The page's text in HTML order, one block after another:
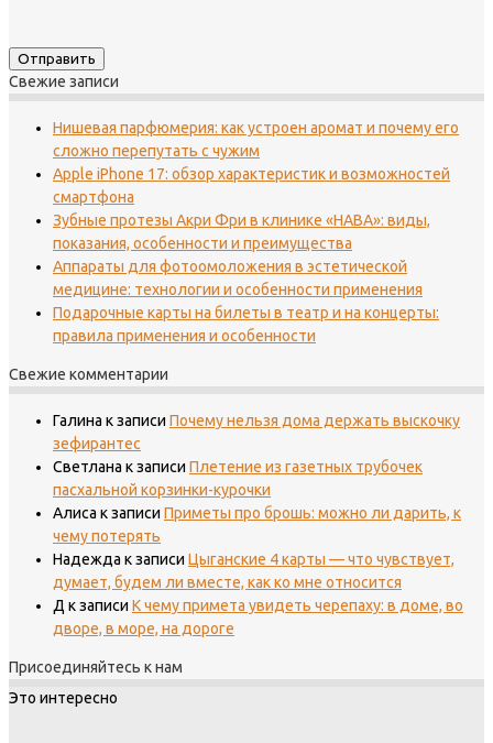
Свежие записи
Нишевая парфюмерия: как устроен аромат и почему его
сложно перепутать с чужим
Apple iPhone 17: обзор характеристик и возможностей
смартфона
Зубные протезы Акри Фри в клинике «НАВА»: виды,
показания, особенности и преимущества
Аппараты для фотоомоложения в эстетической
медицине: технологии и особенности применения
Подарочные карты на билеты в театр и на концерты:
правила применения и особенности
Свежие комментарии
Галина к записи Почему нельзя дома держать выскочку
зефирантес
Светлана к записи Плетение из газетных трубочек
пасхальной корзинки-курочки
Алиса к записи Приметы про брошь: можно ли дарить, к
чему потерять
Надежда к записи Цыганские 4 карты — что чувствует,
думает, будем ли вместе, как ко мне относится
Д к записи К чему примета увидеть черепаху: в доме, во
дворе, в море, на дороге
Присоединяйтесь к нам
Это интересно